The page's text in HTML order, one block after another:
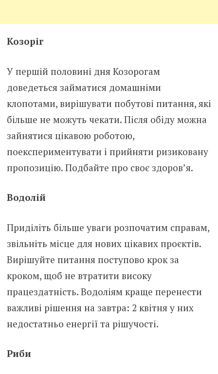
Козоріг
У першій половині дня Козорогам
доведеться займатися домашніми
клопотами, вирішувати побутові питання, які
більше не можуть чекати. Після обіду можна
зайнятися цікавою роботою,
поекспериментувати і прийняти ризиковану
пропозицію. Подбайте про своє здоров’я.
Водолій
Приділіть більше уваги розпочатим справам,
звільніть місце для нових цікавих проєктів.
Вирішуйте питання поступово крок за
кроком, щоб не втратити високу
працездатність. Водоліям краще перенести
важливі рішення на завтра: 2 квітня у них
недостатньо енергії та рішучості.
Риби